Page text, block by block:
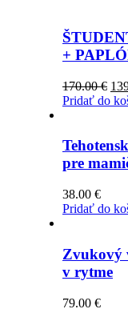
+
170.00€
Pridať do
pre
38.00 €
Pridať do
Zvukový
v rytme
79.00 €